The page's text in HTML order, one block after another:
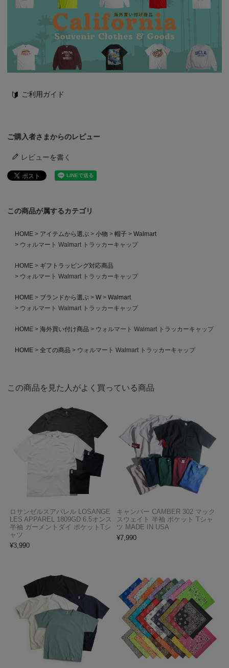
ご利用ガイド
ご購入者さまからのレビュー
レビューを書く
この商品が属するカテゴリ
HOME アイテムから選ぶ 小物 帽子
Walmart
ウォルマート Walmart トラッカーキャップ
HOME
ギフトラッピング対応商品
ウォルマート Walmart トラッカーキャップ
HOME ブランドから選ぶ W
Walmart
ウォルマート Walmart トラッカーキャップ
HOME 海外買い付け商品 ウォルマート Walmart トラッカーキャップ
HOME 全ての商品 ウォルマート Walmart トラッカーキャップ
この商品を見た人がよく買っている商品
ロサンゼルスアパレル LOSANGE
LES APPAREL 1809GD 6.5オンス
半袖 ガーメントダイ ポケットTシ
ャツ
¥3,990
キャンバー CAMBER 302 マック
スウェイト 半袖 ポケット Tシャ
ツ MADE IN USA
¥7,990